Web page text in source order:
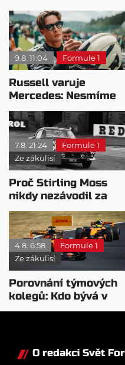
9.8. 11:04 Formule 1
Russell varuje
Mercedes: Nesmíme
usnout na vavřínech
7.8. 21:24
Formule 1
Ze zákulisí
Proč Stirling Moss
nikdy nezávodil za
Ferrariho
4.8. 6:58
Formule 1
Ze zákulisí
Porovnání týmových
kolegů: Kdo bývá v
sobotu nejrychlejší?
O redakci Svět